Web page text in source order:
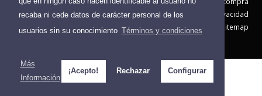
recaba ni cede datos de carácter personal de los
usuarios sin su conocimiento Términos y condiciones
Más
Información
¡Acepto! Rechazar Configurar
Política de envíos
Política de devolución
Política de Privacidad
Política de Cookies
Sitemap